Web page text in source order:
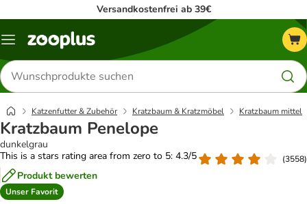
Versandkostenfrei ab 39€
Menü
Produkte
suchen
Katzenfutter & Zubehör Kratzbaum & Kratzmöbel Kratzbaum mittel
Kratzbaum Penelope
dunkelgrau
This is a stars rating area from zero to 5: 4.3/5
(3558)
Produkt bewerten
Unser Favorit